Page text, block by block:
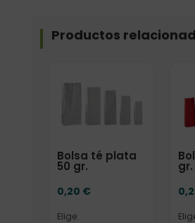
Productos
Bolsa té plata
50 gr.
0,20 €
Elige:
gr.